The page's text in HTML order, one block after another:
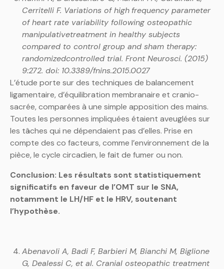
Cerritelli F. Variations of high frequency parameter
of heart rate variability following osteopathic
manipulativetreatment in healthy subjects
compared to control group and sham therapy:
randomizedcontrolled trial. Front Neurosci. (2015)
9:272. doi: 10.3389/fnins.2015.0027
L’étude porte sur des techniques de balancement
ligamentaire, d’équilibration membranaire et cranio-
sacrée, comparées à une simple apposition des mains.
Toutes les personnes impliquées étaient aveuglées sur
les tâches qui ne dépendaient pas d’elles. Prise en
compte des co facteurs, comme l’environnement de la
pièce, le cycle circadien, le fait de fumer ou non.
Conclusion: Les résultats sont statistiquement
significatifs en faveur de l’OMT sur le SNA,
notamment le LH/HF et le HRV, soutenant
l’hypothèse.
Abenavoli A, Badi F, Barbieri M, Bianchi M, Biglione
G, Dealessi C, et al. Cranial osteopathic treatment